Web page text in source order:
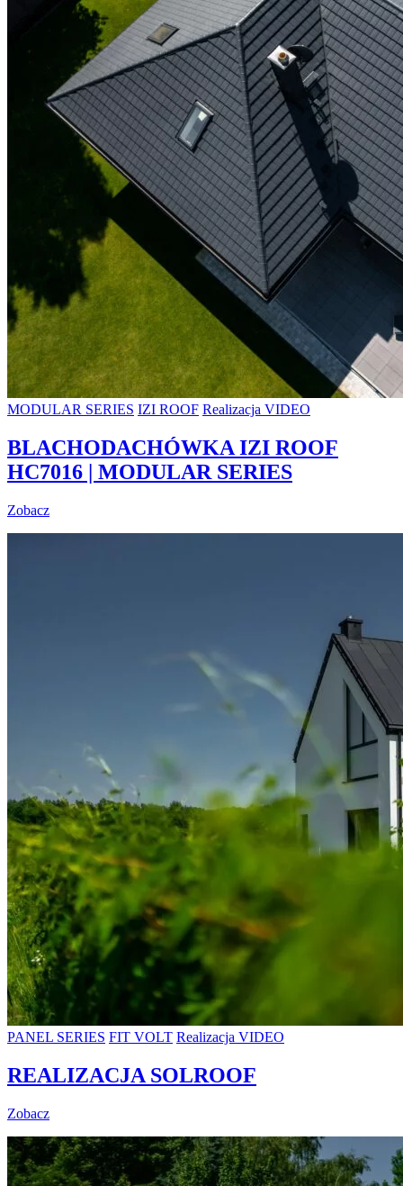
MODULAR SERIES IZI ROOF Realizacja VIDEO
BLACHODACHÓWKA IZI ROOF
HC7016 | MODULAR SERIES
Zobacz
PANEL SERIES FIT VOLT Realizacja VIDEO
REALIZACJA SOLROOF
Zobacz